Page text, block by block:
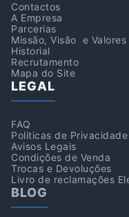
Contactos
A Empresa
Parcerias
Missão, Visão e Valores
Historial
Recrutamento
Mapa do Site
LEGAL
FAQ
Politicas de Privacidade
Avisos Legais
Condições de Venda
Trocas e Devoluções
Livro de reclamações
BLOG